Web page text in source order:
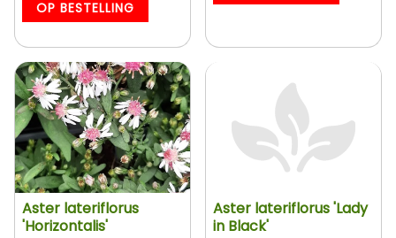
OP BESTELLING
Aster lateriflorus
'Horizontalis'
Aster lateriflorus 'Lady
in Black'